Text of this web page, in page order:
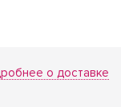
о доставке